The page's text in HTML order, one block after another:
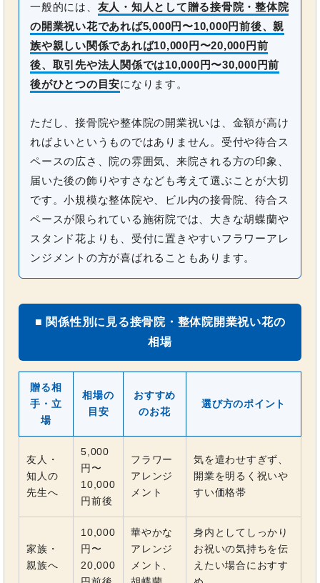
一般的には、 友人・知人として贈る接骨院・整体院
の開業祝い花であれば5,000円〜10,000円前後、親
族や親しい関係であれば10,000円〜20,000円前
後、取引先や法人関係では10,000円〜30,000円前
後がひとつの目安になります。
ただし、接骨院や整体院の開業祝いは、金額が高け
ればよいというものではありません。受付や待合ス
ペースの広さ、院の雰囲気、来院される方の印象、
届いた後の飾りやすさなども考えて選ぶことが大切
です。小規模な整体院や、ビル内の接骨院、待合ス
ペースが限られている施術院では、大きな胡蝶蘭や
スタンド花よりも、受付に置きやすいフラワーアレ
ンジメントの方が喜ばれることもあります。
■ 関係性別に見る接骨院・整体院開業祝い花の
相場
贈る相
手・立
場
相場の
目安
おすすめ
のお花
選び方のポイント
友人・
知人の
先生へ
5,000
円〜
10,000
円前後
フラワー
アレンジ
メント
気を遣わせすぎず、
開業を明るく祝いや
すい価格帯
家族・
親族へ
10,000
円〜
20,000
華やかな
アレンジ
メント、
身内としてしっかり
お祝いの気持ちを伝
えたい場合におすす